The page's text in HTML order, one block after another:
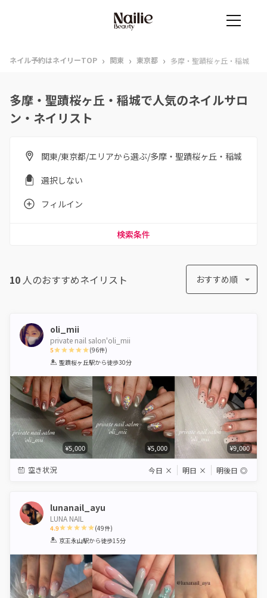
ネイル予約はネイリーTOP › 関東 › 東京都 › 多摩・聖蹟桜ヶ丘・稲城
多摩・聖蹟桜ヶ丘・稲城で人気のネイルサロ
ン・ネイリスト
関東/東京都/エリアから選ぶ/多摩・聖蹟桜ヶ丘・稲城
選択しない
フィルイン
検索条件
10 人のおすすめネイリスト おすすめ順
oli_mii
private nail salon'oli_mii
5
1 2 3 4 5
(96件)
聖蹟桜ヶ丘駅から徒歩30分
¥5,000 ¥5,000 ¥9,000
空き状況 今日 × 明日 × 明後日 ◎
lunanail_ayu
LUNA NAIL
4.9
1 2 3 4 5
(49件)
京王永山駅から徒歩15分